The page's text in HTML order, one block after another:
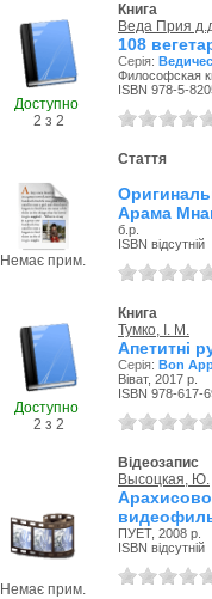
Доступно
2 з 2
Книга
Веда Прия
108
Серія:
Философская
ISBN 978-5-
Немає прим.
Стаття
Арама
б.р.
ISBN відсутній
Доступно
2 з 2
Книга
Тумко, І. М.
Апетитні
Серія: Bon
Віват, 2017 р.
ISBN 978-617-
Немає прим.
Відеозапис
Высоцкая, Ю.
ПУЕТ, 2008 р.
ISBN відсутній